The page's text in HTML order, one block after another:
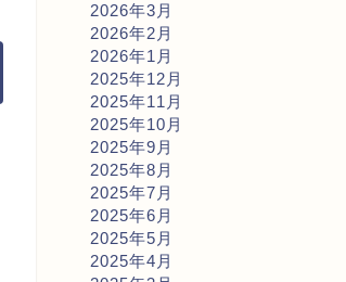
2026年3月
2026年2月
2026年1月
2025年12月
2025年11月
2025年10月
2025年9月
2025年8月
2025年7月
2025年6月
2025年5月
2025年4月